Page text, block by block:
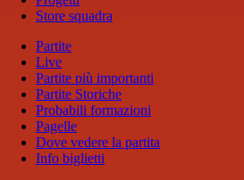
Store squadra
Partite
Live
Partite più importanti
Partite Storiche
Probabili formazioni
Pagelle
Dove vedere la partita
Info biglietti